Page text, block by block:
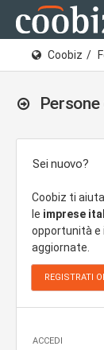
Coobiz
Sei nuovo?
Coobiz ti
le imprese
opportunità e
aggiornate.
ACCEDI